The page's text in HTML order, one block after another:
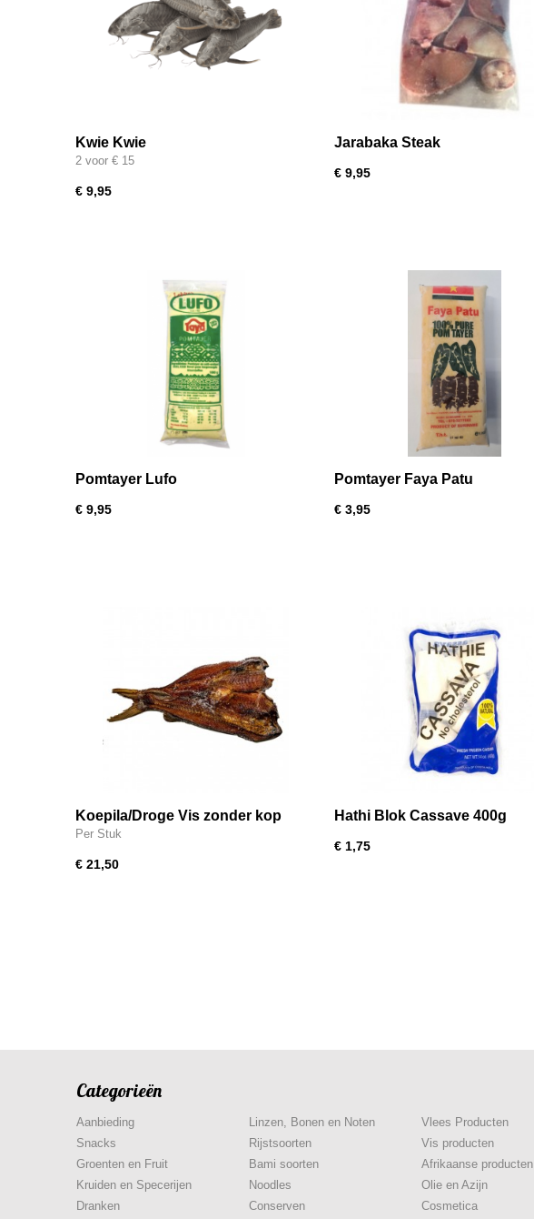
Kwie Kwie
2 voor € 15
€ 9,95
Jarabaka Steak
€ 9,95
Pomtayer Lufo
€ 9,95
Pomtayer Faya Patu
€ 3,95
Koepila/Droge Vis zonder kop
Per Stuk
€ 21,50
Hathi Blok Cassave 400g
€ 1,75
Categorieën
Aanbieding
Snacks
Groenten en Fruit
Kruiden en Specerijen
Dranken
Linzen, Bonen en Noten
Rijstsoorten
Bami soorten
Noodles
Conserven
Vlees Producten
Vis producten
Afrikaanse producten
Olie en Azijn
Cosmetica